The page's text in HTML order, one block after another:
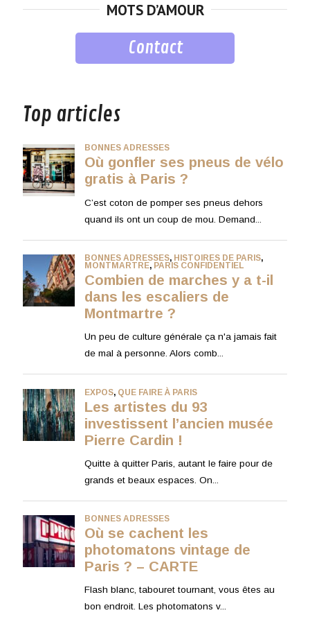
MOTS D’AMOUR
Contact
Top articles